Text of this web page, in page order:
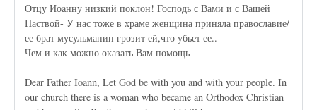
Отцу Иоaнну низкий поклон! Господь с Вами и с Вашей
Паствой- У нас тоже в храме женщина приняла православие/
ее брат мусульманин грозит ей,что убьет ее..
Чем и как можно оказать Вам помощь
Dear Father Ioann, Let God be with you and with your people. In
our church there is a woman who became an Orthodox Christian